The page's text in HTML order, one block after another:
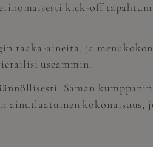
kick-off
raaka-aineita, ja
useammin.
Saman kumppanin
ainutlaatuinen kokonaisuus,